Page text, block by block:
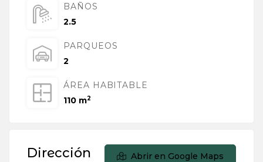
BAÑOS
2.5
PARQUEOS
2
ÁREA HABITABLE
110 m2
Dirección Abrir en Google Maps